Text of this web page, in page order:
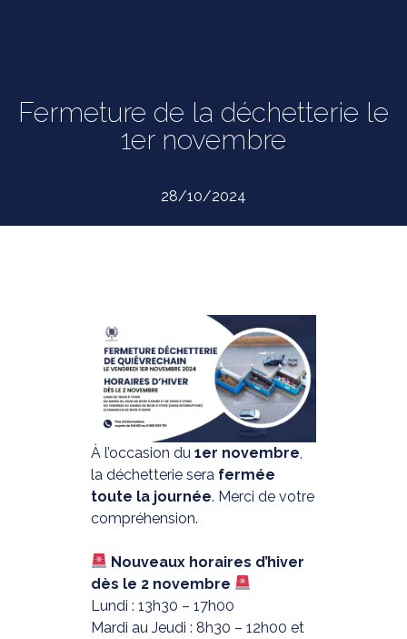
Fermeture de la déchetterie le
1er novembre
28/10/2024
À l’occasion du 1er novembre,
la déchetterie sera fermée
toute la journée. Merci de votre
compréhension.
Nouveaux horaires d’hiver
dès le 2 novembre
Lundi : 13h30 – 17h00
Mardi au Jeudi : 8h30 – 12h00 et